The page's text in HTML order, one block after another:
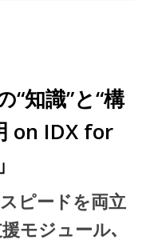
“知識”と“構
on IDX for
ピードを両立
モジュール､